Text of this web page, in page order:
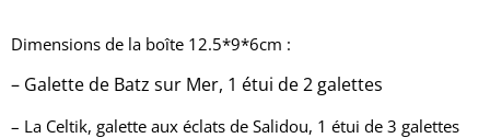
Dimensions de la boîte 12.5*9*6cm :
– Galette de Batz sur Mer, 1 étui de 2 galettes
– La Celtik, galette aux éclats de Salidou, 1 étui de 3 galettes